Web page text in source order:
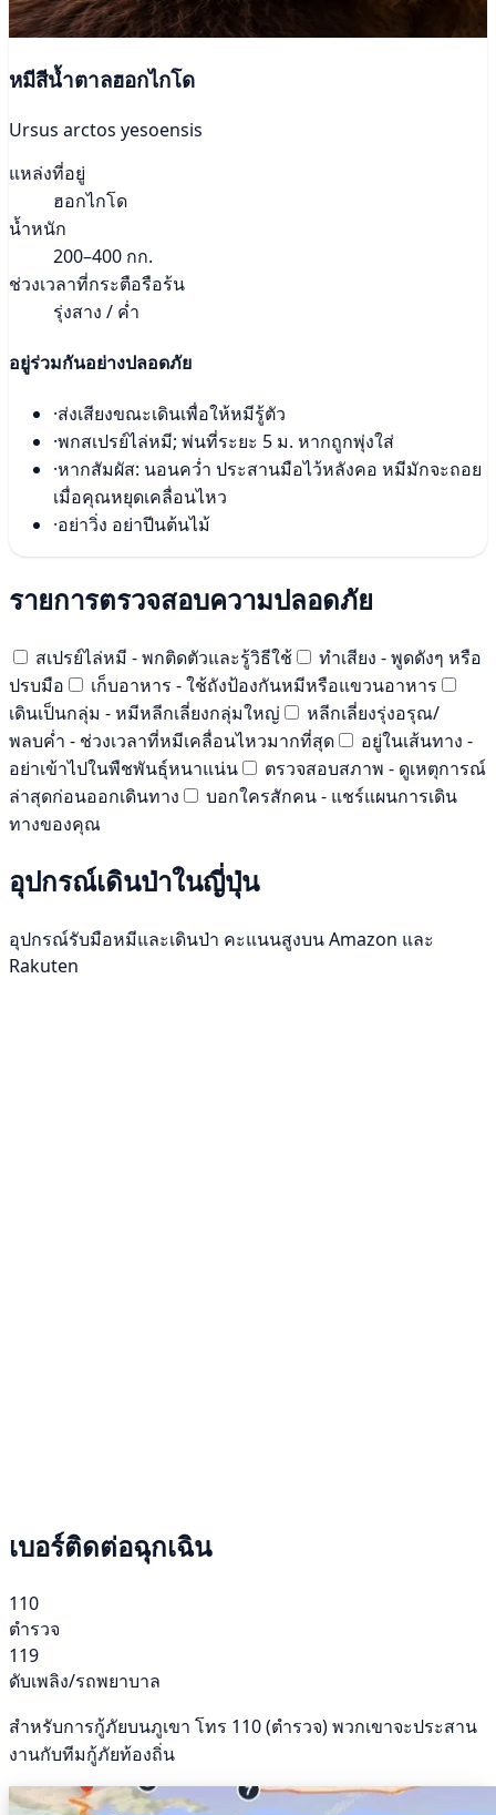
หมีสีน้ำตาลฮอกไกโด
Ursus arctos yesoensis
แหล่งที่อยู่
ฮอกไกโด
น้ำหนัก
200–400 กก.
ช่วงเวลาที่กระตือรือร้น
รุ่งสาง / ค่ำ
อยู่ร่วมกันอย่างปลอดภัย
·ส่งเสียงขณะเดินเพื่อให้หมีรู้ตัว
·พกสเปรย์ไล่หมี; พ่นที่ระยะ 5 ม. หากถูกพุ่งใส่
·หากสัมผัส: นอนคว่ำ ประสานมือไว้หลังคอ หมีมักจะถอย
เมื่อคุณหยุดเคลื่อนไหว
·อย่าวิ่ง อย่าปีนต้นไม้
รายการตรวจสอบความปลอดภัย
สเปรย์ไล่หมี - พกติดตัวและรู้วิธีใช้
ทำเสียง - พูดดังๆ หรือ
ปรบมือ
เก็บอาหาร - ใช้ถังป้องกันหมีหรือแขวนอาหาร
เดินเป็นกลุ่ม - หมีหลีกเลี่ยงกลุ่มใหญ่
หลีกเลี่ยงรุ่งอรุณ/
พลบค่ำ - ช่วงเวลาที่หมีเคลื่อนไหวมากที่สุด
อยู่ในเส้นทาง -
อย่าเข้าไปในพืชพันธุ์หนาแน่น
ตรวจสอบสภาพ - ดูเหตุการณ์
ล่าสุดก่อนออกเดินทาง
บอกใครสักคน - แชร์แผนการเดิน
ทางของคุณ
อุปกรณ์เดินป่าในญี่ปุ่น
อุปกรณ์รับมือหมีและเดินป่า คะแนนสูงบน Amazon และ
Rakuten
เบอร์ติดต่อฉุกเฉิน
110
ตำรวจ
119
ดับเพลิง/รถพยาบาล
สำหรับการกู้ภัยบนภูเขา โทร 110 (ตำรวจ) พวกเขาจะประสาน
งานกับทีมกู้ภัยท้องถิ่น